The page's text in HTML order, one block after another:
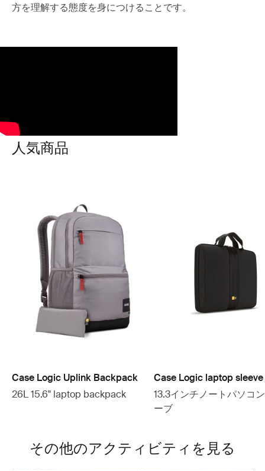
方を理解する態度を身につけることです。
人気商品
Case Logic Uplink Backpack
26L 15.6" laptop backpack
Case Logic laptop sleeve
13.3インチノートパソコ
ーブ
その他のアクティビティを見る